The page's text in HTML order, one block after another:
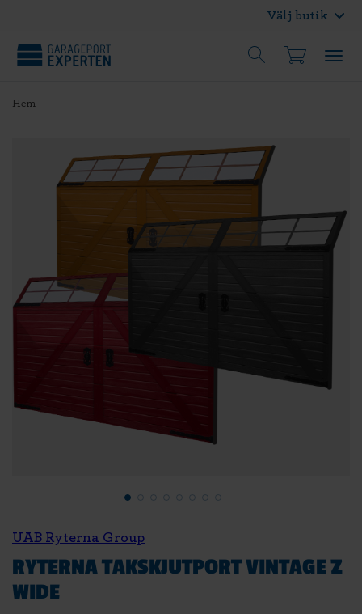
Välj butik
Hem
UAB Ryterna Group
RYTERNA TAKSKJUTPORT VINTAGE Z
WIDE